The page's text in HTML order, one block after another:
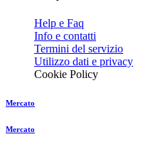
Help e Faq
Info e contatti
Termini del servizio
Utilizzo dati e privacy
Cookie Policy
Mercato
Mercato